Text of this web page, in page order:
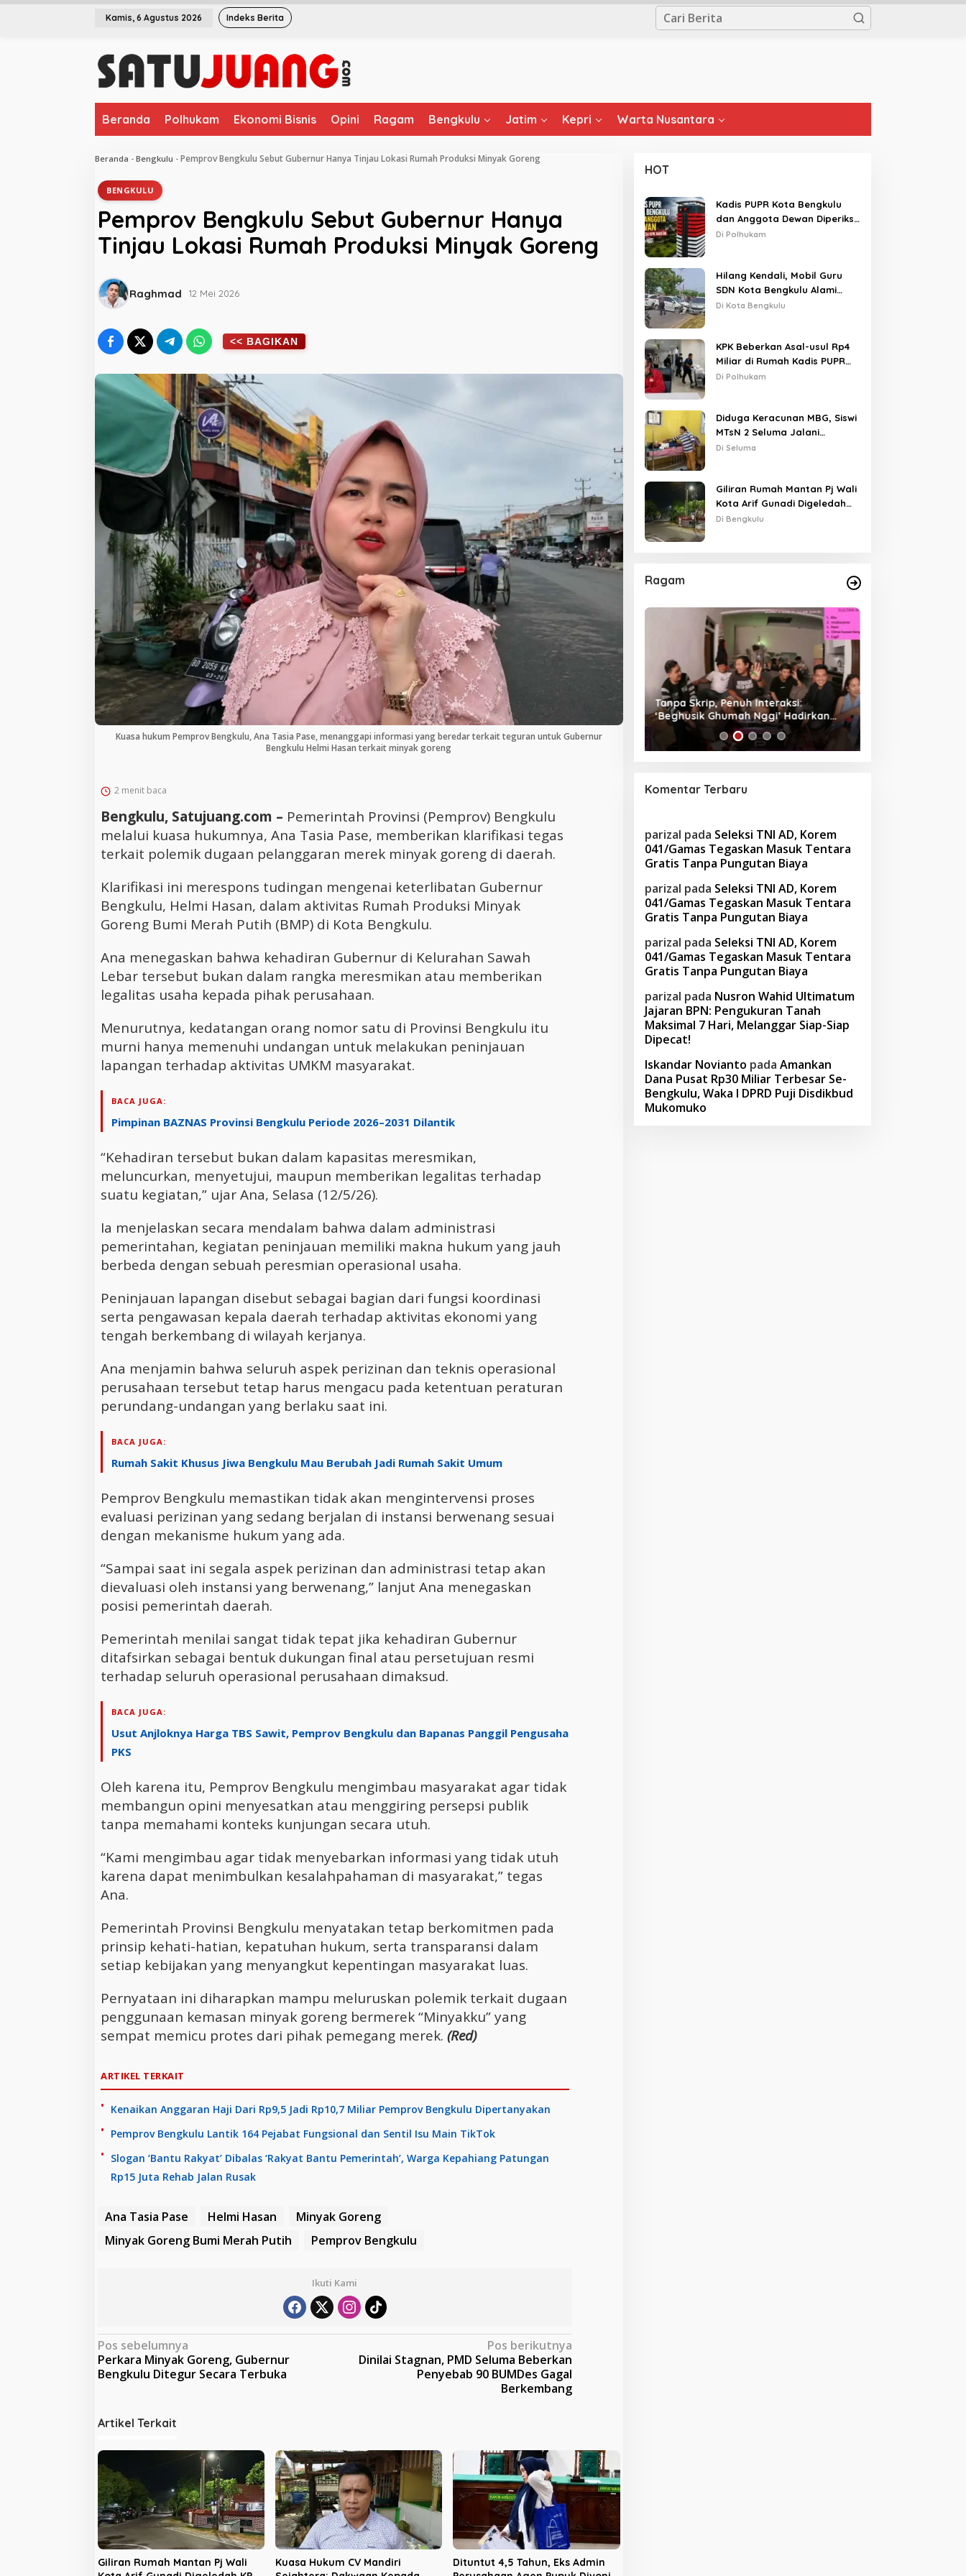
L
Kamis, 6 Agustus 2026 Indeks Berita
Beranda Polhukam Ekonomi Bisnis Opini Ragam Bengkulu Jatim Kepri Warta Nusantara
Beranda - Bengkulu - Pemprov Bengkulu Sebut Gubernur Hanya Tinjau Lokasi Rumah Produksi Minyak Goreng
BENGKULU
Pemprov Bengkulu Sebut Gubernur Hanya
Tinjau Lokasi Rumah Produksi Minyak Goreng
Raghmad 12 Mei 2026
Kuasa hukum Pemprov Bengkulu, Ana Tasia Pase, menanggapi informasi yang beredar terkait teguran untuk Gubernur
Bengkulu Helmi Hasan terkait minyak goreng
2 menit baca
Bengkulu, Satujuang.com – Pemerintah Provinsi (Pemprov) Bengkulu
melalui kuasa hukumnya, Ana Tasia Pase, memberikan klarifikasi tegas
terkait polemik dugaan pelanggaran merek minyak goreng di daerah.
Klarifikasi ini merespons tudingan mengenai keterlibatan Gubernur
Bengkulu, Helmi Hasan, dalam aktivitas Rumah Produksi Minyak
Goreng Bumi Merah Putih (BMP) di Kota Bengkulu.
Ana menegaskan bahwa kehadiran Gubernur di Kelurahan Sawah
Lebar tersebut bukan dalam rangka meresmikan atau memberikan
legalitas usaha kepada pihak perusahaan.
Menurutnya, kedatangan orang nomor satu di Provinsi Bengkulu itu
murni hanya memenuhi undangan untuk melakukan peninjauan
lapangan terhadap aktivitas UMKM masyarakat.
BACA JUGA:
Pimpinan BAZNAS Provinsi Bengkulu Periode 2026–2031 Dilantik
“Kehadiran tersebut bukan dalam kapasitas meresmikan,
meluncurkan, menyetujui, maupun memberikan legalitas terhadap
suatu kegiatan,” ujar Ana, Selasa (12/5/26).
Ia menjelaskan secara mendalam bahwa dalam administrasi
pemerintahan, kegiatan peninjauan memiliki makna hukum yang jauh
berbeda dengan sebuah peresmian operasional usaha.
Peninjauan lapangan disebut sebagai bagian dari fungsi koordinasi
serta pengawasan kepala daerah terhadap aktivitas ekonomi yang
tengah berkembang di wilayah kerjanya.
Ana menjamin bahwa seluruh aspek perizinan dan teknis operasional
perusahaan tersebut tetap harus mengacu pada ketentuan peraturan
perundang-undangan yang berlaku saat ini.
BACA JUGA:
Rumah Sakit Khusus Jiwa Bengkulu Mau Berubah Jadi Rumah Sakit Umum
Pemprov Bengkulu memastikan tidak akan mengintervensi proses
evaluasi perizinan yang sedang berjalan di instansi berwenang sesuai
dengan mekanisme hukum yang ada.
“Sampai saat ini segala aspek perizinan dan administrasi tetap akan
dievaluasi oleh instansi yang berwenang,” lanjut Ana menegaskan
posisi pemerintah daerah.
Pemerintah menilai sangat tidak tepat jika kehadiran Gubernur
ditafsirkan sebagai bentuk dukungan final atau persetujuan resmi
terhadap seluruh operasional perusahaan dimaksud.
BACA JUGA:
Usut Anjloknya Harga TBS Sawit, Pemprov Bengkulu dan Bapanas Panggil Pengusaha
PKS
Oleh karena itu, Pemprov Bengkulu mengimbau masyarakat agar tidak
membangun opini menyesatkan atau menggiring persepsi publik
tanpa memahami konteks kunjungan secara utuh.
“Kami mengimbau agar tidak menyebarkan informasi yang tidak utuh
karena dapat menimbulkan kesalahpahaman di masyarakat,” tegas
Ana.
Pemerintah Provinsi Bengkulu menyatakan tetap berkomitmen pada
prinsip kehati-hatian, kepatuhan hukum, serta transparansi dalam
setiap kebijakan yang menyangkut kepentingan masyarakat luas.
Pernyataan ini diharapkan mampu meluruskan polemik terkait dugaan
penggunaan kemasan minyak goreng bermerek “Minyakku” yang
sempat memicu protes dari pihak pemegang merek. (Red)
ARTIKEL TERKAIT
Kenaikan Anggaran Haji Dari Rp9,5 Jadi Rp10,7 Miliar Pemprov Bengkulu Dipertanyakan
Pemprov Bengkulu Lantik 164 Pejabat Fungsional dan Sentil Isu Main TikTok
Slogan ‘Bantu Rakyat’ Dibalas ‘Rakyat Bantu Pemerintah’, Warga Kepahiang Patungan
Rp15 Juta Rehab Jalan Rusak
Ana Tasia Pase Helmi Hasan
Minyak Goreng
Minyak Goreng Bumi Merah Putih
Pemprov Bengkulu
Ikuti Kami
N
a
g
a
s
i
p
o
s
Pos sebelumnya
Perkara Minyak Goreng, Gubernur
Bengkulu Ditegur Secara Terbuka
Pos berikutnya
Dinilai Stagnan, PMD Seluma Beberkan
Penyebab 90 BUMDes Gagal
Berkembang
Artikel Terkait
Giliran Rumah Mantan Pj Wali
Kuasa Hukum CV Mandiri
Dituntut 4,5 Tahun, Eks Admin
HOT
Kadis PUPR Kota Bengkulu
dan Anggota Dewan Diperiksa
KPK Hari Ini
Di Polhukam
Hilang Kendali, Mobil Guru
SDN Kota Bengkulu Alami
Tabrakan Beruntun di Lampu
Di Kota Bengkulu
KPK Beberkan Asal-usul Rp4
Miliar di Rumah Kadis PUPR
Kota Bengkulu
Di Polhukam
Diduga Keracunan MBG, Siswi
MTsN 2 Seluma Jalani
Perawatan Intensif di RSUD
Di Seluma
Giliran Rumah Mantan Pj Wali
Kota Arif Gunadi Digeledah
KPK, Sinyal Pengusutan
Di Bengkulu
Ragam
Cara Efektif Mengelola Waktu untuk
Produktivitas Maksimal
Tanpa Skrip, Penuh Interaksi:
‘Beghusik Ghumah Nggi’ Hadirkan
Ruang Digital Seperti Rumah Sendiri
Komentar Terbaru
parizal pada Seleksi TNI AD, Korem
041/Gamas Tegaskan Masuk Tentara
Gratis Tanpa Pungutan Biaya
parizal pada Seleksi TNI AD, Korem
041/Gamas Tegaskan Masuk Tentara
Gratis Tanpa Pungutan Biaya
parizal pada Seleksi TNI AD, Korem
041/Gamas Tegaskan Masuk Tentara
Gratis Tanpa Pungutan Biaya
parizal pada Nusron Wahid Ultimatum
Jajaran BPN: Pengukuran Tanah
Maksimal 7 Hari, Melanggar Siap-Siap
Dipecat!
Iskandar Novianto pada Amankan
Dana Pusat Rp30 Miliar Terbesar Se-
Bengkulu, Waka I DPRD Puji Disdikbud
Mukomuko